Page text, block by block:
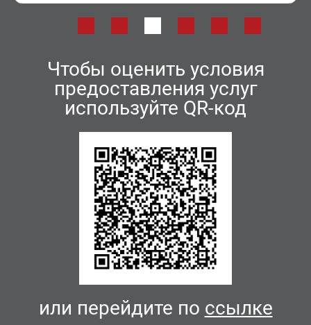
Чтобы оценить условия
предоставления услуг
используйте QR-код
или перейдите по ссылке